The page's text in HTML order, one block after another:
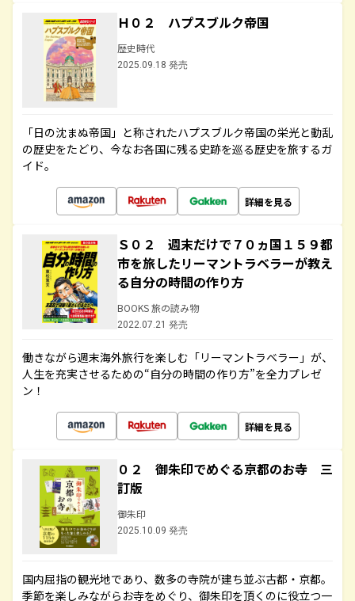
Ｈ０２ ハプスブルク帝国
歴史時代
2025.09.18 発売
「日の沈まぬ帝国」と称されたハプスブルク帝国の栄光と動乱
の歴史をたどり、今なお各国に残る史跡を巡る歴史を旅するガ
イド。
詳細を見る
Ｓ０２ 週末だけで７０ヵ国１５９都
市を旅したリーマントラベラーが教え
る自分の時間の作り方
BOOKS 旅の読み物
2022.07.21 発売
働きながら週末海外旅行を楽しむ「リーマントラベラー」が、
人生を充実させるための“自分の時間の作り方”を全力プレゼ
ン！
詳細を見る
０２ 御朱印でめぐる京都のお寺 三
訂版
御朱印
2025.10.09 発売
国内屈指の観光地であり、数多の寺院が建ち並ぶ古都・京都。
季節を楽しみながらお寺をめぐり、御朱印を頂くのに役立つ一